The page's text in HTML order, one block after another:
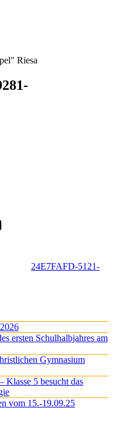
Riesa
24E7FAFD-5121-
ersten Schulhalbjahres am
Gymnasium
Klasse 5 besucht das
vom 15.-19.09.25